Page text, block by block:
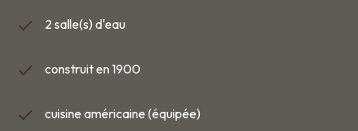
2 salle(s) d'eau
construit en 1900
cuisine américaine (équipée)